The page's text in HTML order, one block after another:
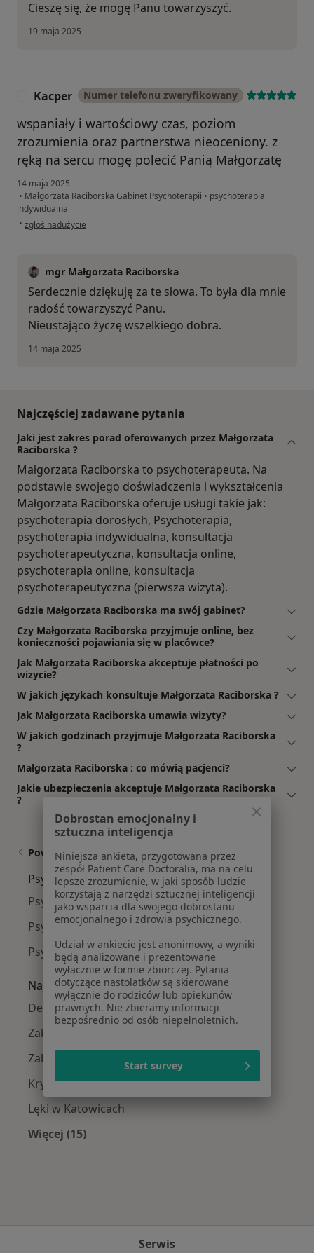
Cieszę się, że mogę Panu towarzyszyć.
19 maja 2025
Kacper Numer telefonu zweryfikowany
wspaniały i wartościowy czas, poziom
zrozumienia oraz partnerstwa nieoceniony. z
ręką na sercu mogę polecić Panią Małgorzatę
14 maja 2025
• Małgorzata Raciborska Gabinet Psychoterapii • psychoterapia
indywidualna
• w opinii użytkownika Kacper
zgłoś nadużycie
mgr Małgorzata Raciborska
Serdecznie dziękuję za te słowa. To była dla mnie
radość towarzyszyć Panu.
Nieustająco życzę wszelkiego dobra.
14 maja 2025
Najczęściej zadawane pytania
Jaki jest zakres porad oferowanych przez Małgorzata
Raciborska ?
Małgorzata Raciborska to psychoterapeuta. Na
podstawie swojego doświadczenia i wykształcenia
Małgorzata Raciborska oferuje usługi takie jak:
psychoterapia dorosłych, Psychoterapia,
psychoterapia indywidualna, konsultacja
psychoterapeutyczna, konsultacja online,
psychoterapia online, konsultacja
psychoterapeutyczna (pierwsza wizyta).
Gdzie Małgorzata Raciborska ma swój gabinet?
Czy Małgorzata Raciborska przyjmuje online, bez
konieczności pojawiania się w placówce?
Jak Małgorzata Raciborska akceptuje płatności po
wizycie?
W jakich językach konsultuje Małgorzata Raciborska ?
Jak Małgorzata Raciborska umawia wizyty?
W jakich godzinach przyjmuje Małgorzata Raciborska
?
Małgorzata Raciborska : co mówią pacjenci?
Jakie ubezpieczenia akceptuje Małgorzata Raciborska
?
Powiązane wyszukiwania
Psychoterapeuci w pobliżu
Psychoterapeuci Wełnowiec
Psychoterapeuci Śródmieście
Psychoterapeuci Centrum
Najczęście leczone choroby
Depresja w Katowicach
Zaburzenia lękowe w Katowicach
Zaburzenia nastroju w Katowicach
Kryzys emocjonalny w Katowicach
Lęki w Katowicach
Więcej (15)
Serwis
Dobrostan emocjonalny i
sztuczna inteligencja
Niniejsza ankieta, przygotowana przez
zespół Patient Care Doctoralia, ma na celu
lepsze zrozumienie, w jaki sposób ludzie
korzystają z narzędzi sztucznej inteligencji
jako wsparcia dla swojego dobrostanu
emocjonalnego i zdrowia psychicznego.
Udział w ankiecie jest anonimowy, a wyniki
będą analizowane i prezentowane
wyłącznie w formie zbiorczej. Pytania
dotyczące nastolatków są skierowane
wyłącznie do rodziców lub opiekunów
prawnych. Nie zbieramy informacji
bezpośrednio od osób niepełnoletnich.
Start survey